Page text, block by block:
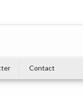
Contact